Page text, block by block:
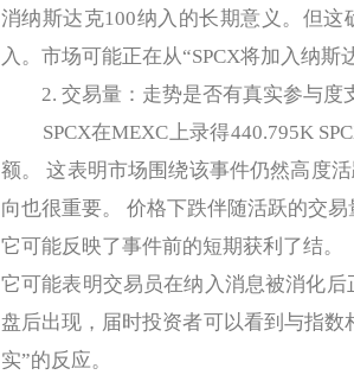
消纳斯达克100纳入的长期意义。但
入。市场可能正在从“SPCX将加入纳
2. 交易量：走势是否有真实参与度
SPCX在MEXC上录得440.795K
额。 这表明市场围绕该事件仍然高度
向也很重要。 价格下跌伴随活跃的交
它可能反映了事件前的短期获利了结。
它可能表明交易员在纳入消息被消化
盘后出现，届时投资者可以看到与指
实”的反应。